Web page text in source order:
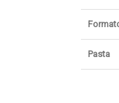
Pasta